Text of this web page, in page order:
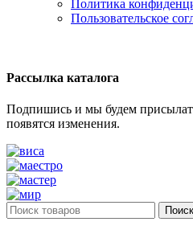
Политика
Пользовательское
Рассылка каталога
Подпишись и мы будем
появятся изменения.
Поиск